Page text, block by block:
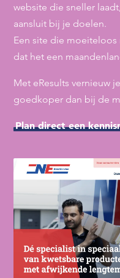
website die sneller
aansluit bij je doelen.
Een site die
dat het een
Met eResults vernieuw
goedkoper dan bij de
Plan direct een